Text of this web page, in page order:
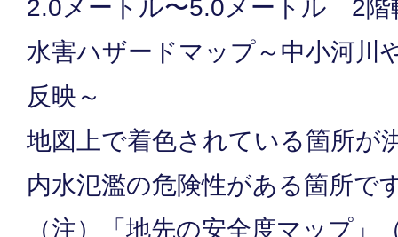
2.0メートル〜5.0メートル 2階
水害ハザードマップ～中小河川
反映～
地図上で着色されている箇所が
内水氾濫の危険性がある箇所で
（注）「地先の安全度マップ」